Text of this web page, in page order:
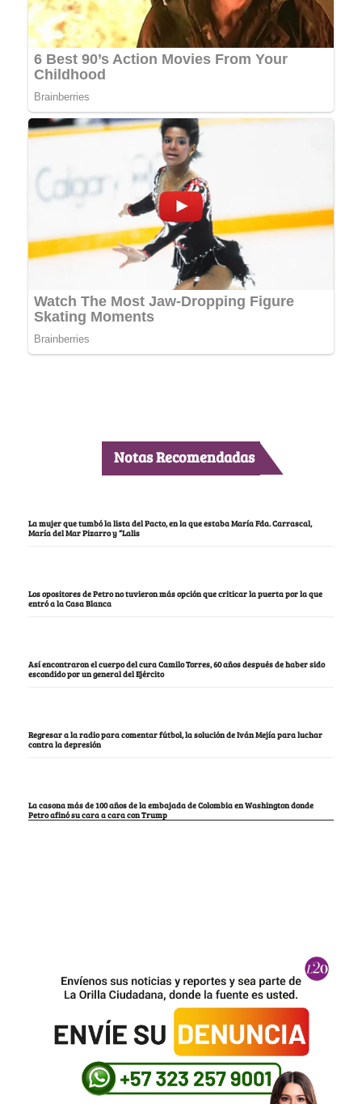
Notas Recomendadas
La mujer que tumbó la lista del Pacto, en la que estaba María Fda. Carrascal,
María del Mar Pizarro y “Lalis
Los opositores de Petro no tuvieron más opción que criticar la puerta por la que
entró a la Casa Blanca
Así encontraron el cuerpo del cura Camilo Torres, 60 años después de haber sido
escondido por un general del Ejército
Regresar a la radio para comentar fútbol, la solución de Iván Mejía para luchar
contra la depresión
La casona más de 100 años de la embajada de Colombia en Washington donde
Petro afinó su cara a cara con Trump